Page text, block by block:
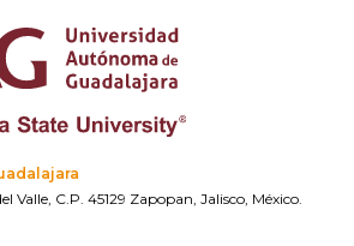
Valle, C.P. 45129 Zapopan, Jalisco, México.